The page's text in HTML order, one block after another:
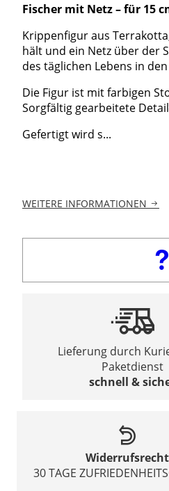
Fischer mit Netz – für 15
Krippenfigur aus
hält und ein Netz über der
des täglichen Lebens in
Die Figur ist mit farbigen
Sorgfältig gearbeitete
Gefertigt wird s...
WEITERE INFORMATIONEN
Lieferung durch
Paketdienst
schnell &
Widerrufsrecht
30 TAGE